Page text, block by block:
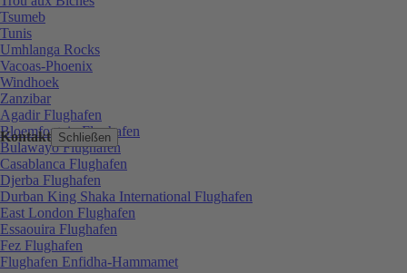
Kontakt Schließen
Tsumeb
Tunis
Umhlanga Rocks
Vacoas-Phoenix
Windhoek
Zanzibar
Agadir Flughafen
Bloemfontein Flughafen
Bulawayo Flughafen
Casablanca Flughafen
Djerba Flughafen
Durban King Shaka International Flughafen
East London Flughafen
Essaouira Flughafen
Fez Flughafen
Flughafen Enfidha-Hammamet